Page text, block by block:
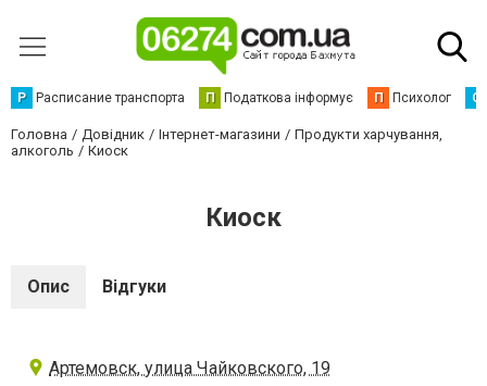
Р Расписание транспорта П Податкова інформує П Психолог С
Головна Довідник Інтернет-магазини
Продукти харчування,
алкоголь
Киоск
Киоск
Опис Відгуки
Артемовск, улица Чайковского, 19